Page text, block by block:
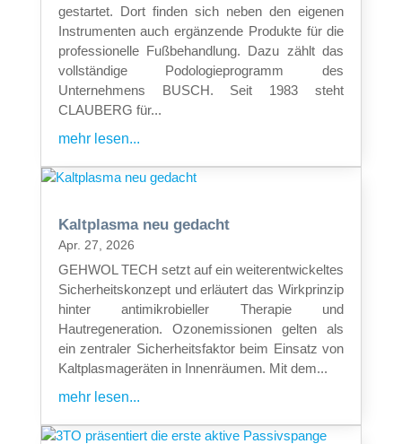
gestartet. Dort finden sich neben den eigenen
Instrumenten auch ergänzende Produkte für die
professionelle Fußbehandlung. Dazu zählt das
vollständige Podologieprogramm des
Unternehmens BUSCH. Seit 1983 steht
CLAUBERG für...
mehr lesen...
Kaltplasma neu gedacht
Apr. 27, 2026
GEHWOL TECH setzt auf ein weiterentwickeltes
Sicherheitskonzept und erläutert das Wirkprinzip
hinter antimikrobieller Therapie und
Hautregeneration. Ozonemissionen gelten als
ein zentraler Sicherheitsfaktor beim Einsatz von
Kaltplasmageräten in Innenräumen. Mit dem...
mehr lesen...